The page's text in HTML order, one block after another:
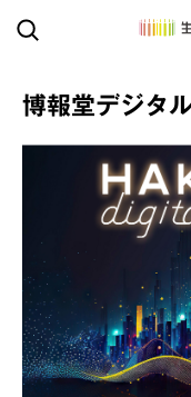
博報堂デジタ